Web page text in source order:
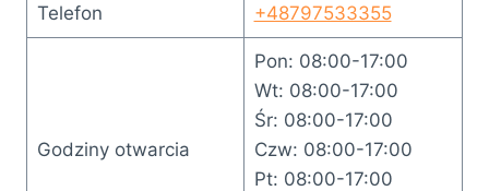
Telefon +48797533355
Godziny otwarcia
Pon: 08:00-17:00
Wt: 08:00-17:00
Śr: 08:00-17:00
Czw: 08:00-17:00
Pt: 08:00-17:00